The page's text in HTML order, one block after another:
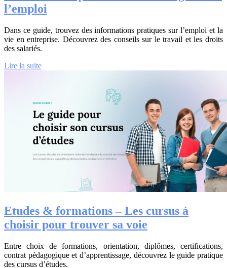
l’emploi
Dans ce guide, trouvez des informations pratiques sur l’emploi et la
vie en entreprise. Découvrez des conseils sur le travail et les droits
des salariés.
Lire la suite
Etudes & formations – Les cursus à
choisir pour trouver sa voie
Entre choix de formations, orientation, diplômes, certifications,
contrat pédagogique et d’apprentissage, découvrez le guide pratique
des cursus d’études.